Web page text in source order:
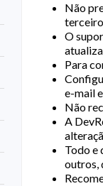
Não
O
Para
e-mail
Não
A
Todo e
outros,